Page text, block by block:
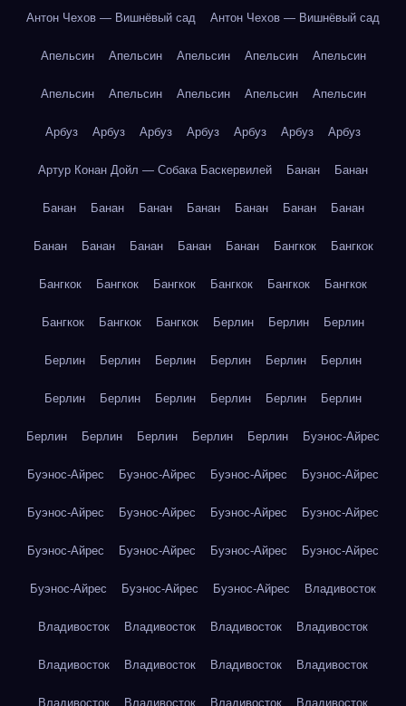
Антон Чехов — Вишнёвый сад Антон Чехов — Вишнёвый сад
Апельсин Апельсин Апельсин Апельсин Апельсин
Апельсин Апельсин Апельсин Апельсин Апельсин
Арбуз Арбуз Арбуз Арбуз Арбуз Арбуз Арбуз
Артур Конан Дойл — Собака Баскервилей Банан Банан
Банан Банан Банан Банан Банан Банан Банан
Банан Банан Банан Банан Банан Бангкок Бангкок
Бангкок Бангкок Бангкок Бангкок Бангкок Бангкок
Бангкок Бангкок Бангкок Берлин Берлин Берлин
Берлин Берлин Берлин Берлин Берлин Берлин
Берлин Берлин Берлин Берлин Берлин Берлин
Берлин Берлин Берлин Берлин Берлин Буэнос-Айрес
Буэнос-Айрес Буэнос-Айрес Буэнос-Айрес Буэнос-Айрес
Буэнос-Айрес Буэнос-Айрес Буэнос-Айрес Буэнос-Айрес
Буэнос-Айрес Буэнос-Айрес Буэнос-Айрес Буэнос-Айрес
Буэнос-Айрес Буэнос-Айрес Буэнос-Айрес Владивосток
Владивосток Владивосток Владивосток Владивосток
Владивосток Владивосток Владивосток Владивосток
Владивосток Владивосток Владивосток Владивосток